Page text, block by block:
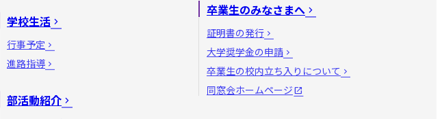
学校生活
行事予定
進路指導
部活動紹介
卒業生のみなさまへ
証明書の発行
大学奨学金の申請
卒業生の校内立ち入りについて
同窓会ホームページ